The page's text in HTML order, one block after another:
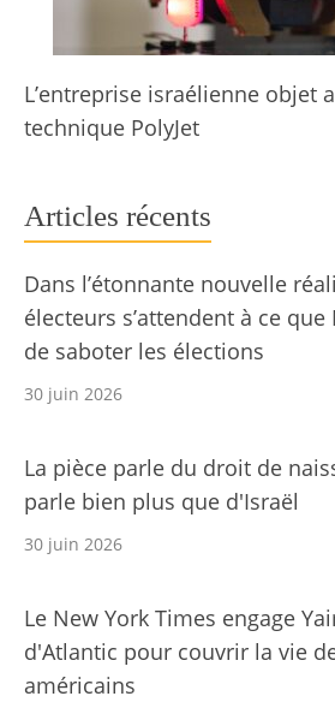
L’entreprise israélienne objet
technique PolyJet
Articles récents
Dans l’étonnante nouvelle
électeurs s’attendent à ce
de saboter les élections
30 juin 2026
La pièce parle du droit de
parle bien plus que d'Israël
30 juin 2026
Le New York Times engage
d'Atlantic pour couvrir la vie
américains